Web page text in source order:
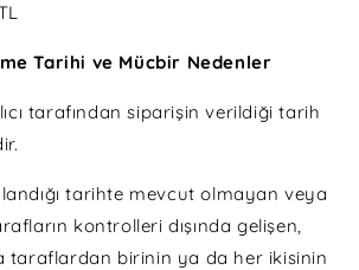
Tarihi ve Mücbir Nedenler
tarafından siparişin verildiği tarih
tarihte mevcut olmayan veya
kontrolleri dışında gelişen,
taraflardan birinin ya da her ikisinin